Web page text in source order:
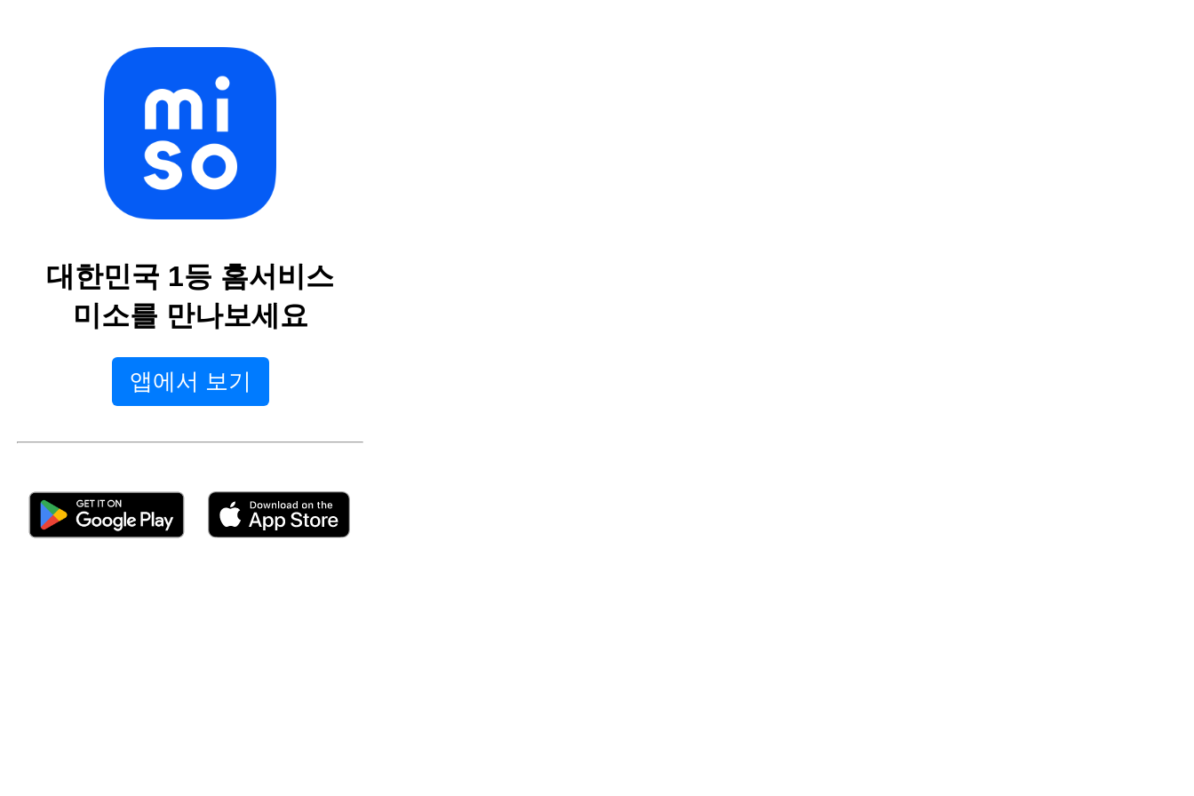
대한민국 1등 홈서비스
미소를 만나보세요
앱에서 보기